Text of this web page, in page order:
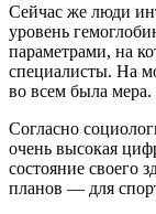
Сейчас же люди
уровень
параметрами, на
специалисты. На
во всем была мера.
Согласно
очень высокая
состояние своего
планов — для